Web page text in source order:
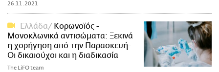
26.11.2021
Ελλάδα
Κορωνοϊός -
Μονοκλωνικά αντισώματα: Ξεκινά
η χορήγηση από την Παρασκευή-
Οι δικαιούχοι και η διαδικασία
The LiFO team